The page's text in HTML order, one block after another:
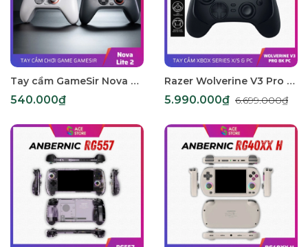
Tay cầm GameSir Nova Lite 2 hỗ trợ đa nền tảng dành cho PC/Steam/NS/Mobile
540.000₫
Razer Wolverine V3 Pro 8K PC – Tay cầm esports nhanh nhất cho game thủ PC
5.990.000₫ 6.699.000₫